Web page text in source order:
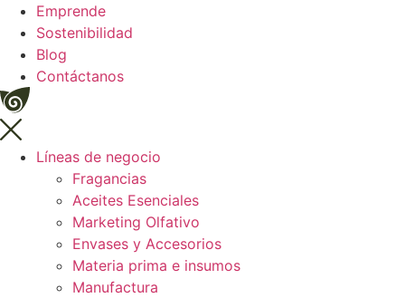
Emprende
Sostenibilidad
Blog
Contáctanos
Líneas de negocio
Fragancias
Aceites Esenciales
Marketing Olfativo
Envases y Accesorios
Materia prima e insumos
Manufactura